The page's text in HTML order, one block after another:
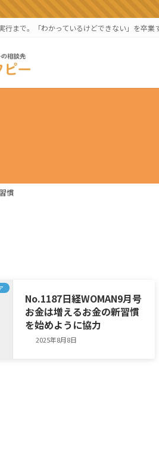
行まで。「わかっているけどできない」を卒業
慣
No.1187日経WOMAN9月号
お金は増えるお金の新習慣
を始めように協力
2025年8月8日